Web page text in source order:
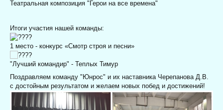
Театральная композиция "Герои на все времена"
Итоги участия нашей команды:
1 место - конкурс «Смотр строя и песни»
"Лучший командир" - Теплых Тимур
Поздравляем команду "Юнрос" и их наставника Черепанова Д.В.
с достойным результатом и желаем новых побед и достижений!